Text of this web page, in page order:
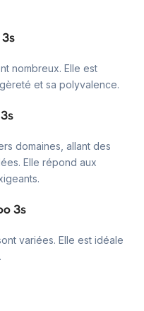
nombreux. Elle est
et sa polyvalence.
domaines, allant des
Elle répond aux
3s
variées. Elle est idéale